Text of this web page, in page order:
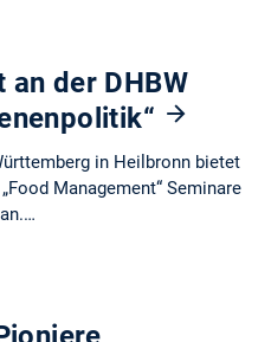
der DHBW
in Heilbronn bietet
Management“ Seminare